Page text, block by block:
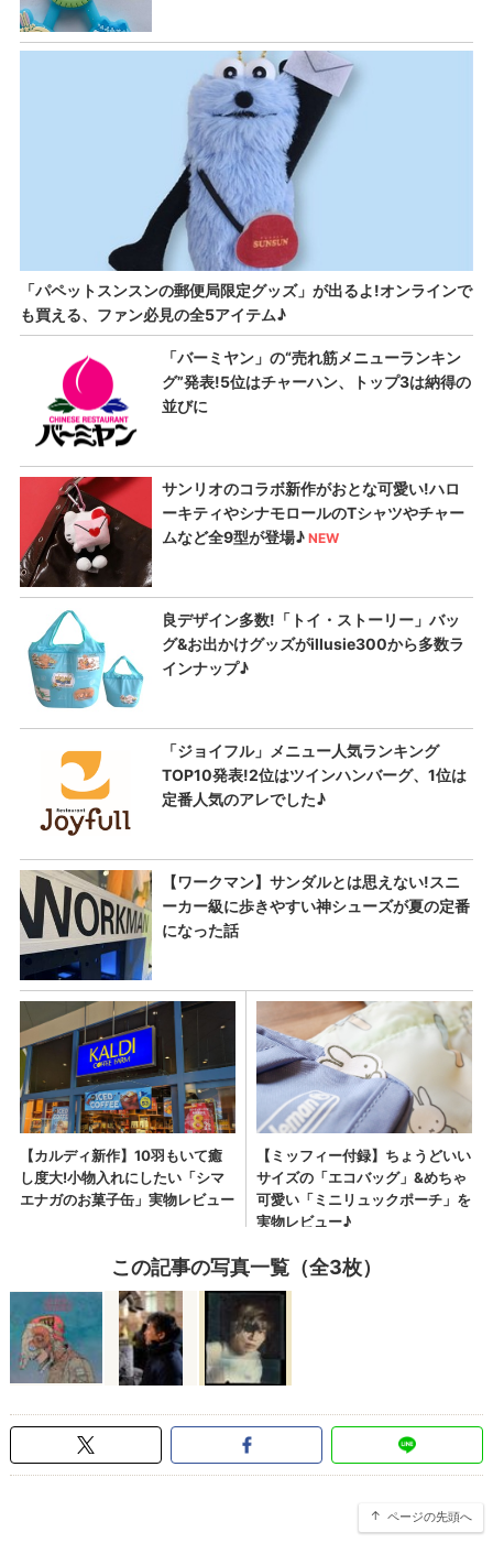
この記事の写真一覧（全3枚）
ページの先頭へ